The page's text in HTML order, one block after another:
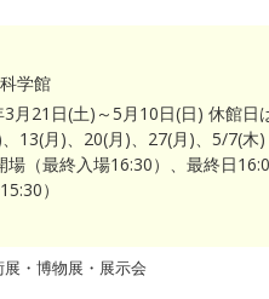
学館
月21日(土)～5月10日(日) 休館日
、13(月)、20(月)、27(月)、5/7(
場（最終入場16:30）、最終日
）
展・博物展・展示会